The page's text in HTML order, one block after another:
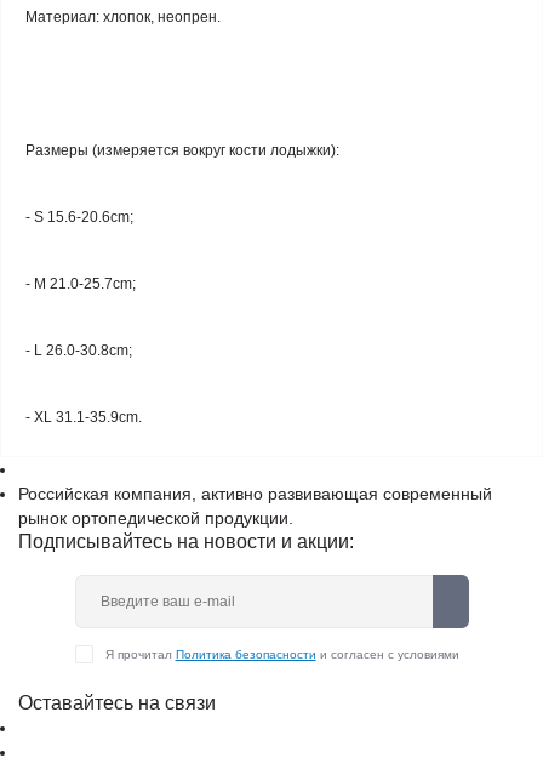
Материал: хлопок, неопрен.
Размеры (измеряется вокруг кости лодыжки):
- S 15.6-20.6cm;
- M 21.0-25.7cm;
- L 26.0-30.8cm;
- XL 31.1-35.9cm.
Российская компания, активно развивающая современный
рынок ортопедической продукции.
Подписывайтесь на новости и акции:
Я прочитал Политика безопасности и согласен с условиями
Оставайтесь на связи